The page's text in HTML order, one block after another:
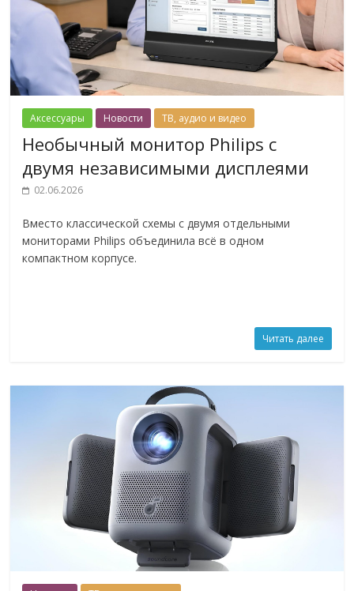
Аксессуары Новости ТВ, аудио и видео
Необычный монитор Philips с
двумя независимыми дисплеями
02.06.2026
Вместо классической схемы с двумя отдельными
мониторами Philips объединила всё в одном
компактном корпусе.
Читать далее